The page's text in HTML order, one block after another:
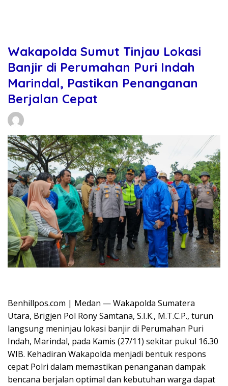
Wakapolda Sumut Tinjau Lokasi
Banjir di Perumahan Puri Indah
Marindal, Pastikan Penanganan
Berjalan Cepat
Benhillpos.com | Medan — Wakapolda Sumatera
Utara, Brigjen Pol Rony Samtana, S.I.K., M.T.C.P., turun
langsung meninjau lokasi banjir di Perumahan Puri
Indah, Marindal, pada Kamis (27/11) sekitar pukul 16.30
WIB. Kehadiran Wakapolda menjadi bentuk respons
cepat Polri dalam memastikan penanganan dampak
bencana berjalan optimal dan kebutuhan warga dapat